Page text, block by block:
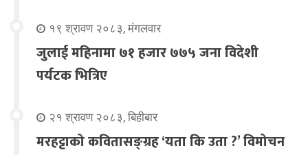
१९ श्रावण २०८३, मंगलवार
जुलाई महिनामा ७१ हजार ७७५ जना विदेशी
पर्यटक भित्रिए
२१ श्रावण २०८३, बिहीबार
मरहट्टाको कवितासङ्ग्रह ‘यता कि उता ?’ विमोचन